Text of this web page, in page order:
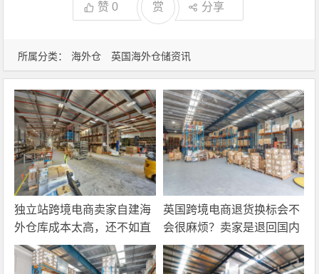
所属分类： 海外仓 英国海外仓储资讯
赞0 赏 分享
独立站跨境电商卖家自建海
外仓库成本太高，还不如直
接找第三方自营海外仓！
英国跨境电商退货换标会不
会很麻烦？卖家是退回国内
还是在海外直接处理？